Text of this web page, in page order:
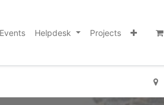
Events Helpdesk Projects